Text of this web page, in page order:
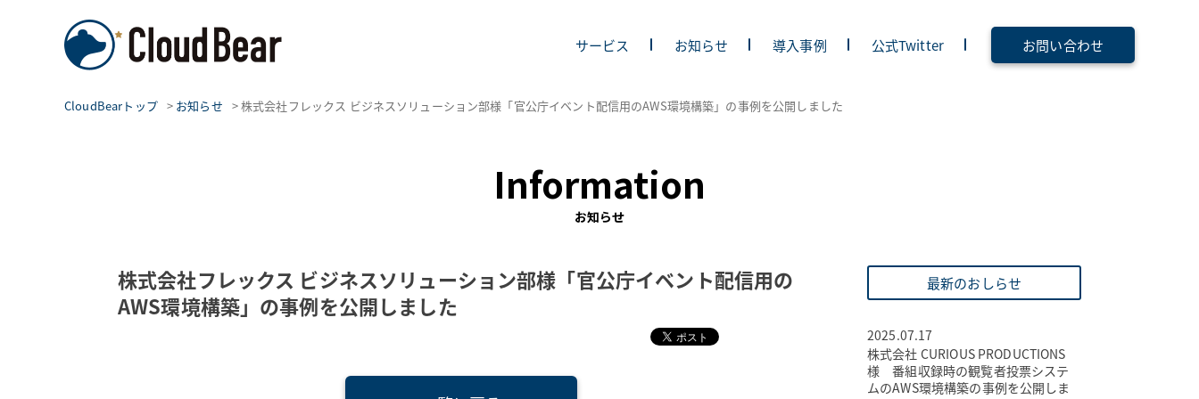
サービス お知らせ 導入事例 公式Twitter お問い合わせ
CloudBearトップ > お知らせ >株式会社フレックス ビジネスソリューション部様「官公庁イベント配信用のAWS環境構築」の事例を公開しました
Information
お知らせ
株式会社フレックス ビジネスソリューション部様「官公庁イベント配信用の
AWS環境構築」の事例を公開しました
最新のおしらせ
2025.07.17
株式会社 CURIOUS PRODUCTIONS
様 番組収録時の観覧者投票システ
ムのAWS環境構築の事例を公開しま